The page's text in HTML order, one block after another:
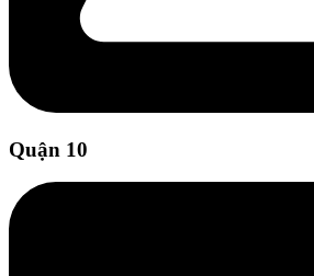
Quận 10